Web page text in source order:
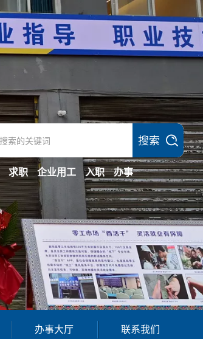
搜索
求职 企业用工 入职 办事
办事大厅 联系我们